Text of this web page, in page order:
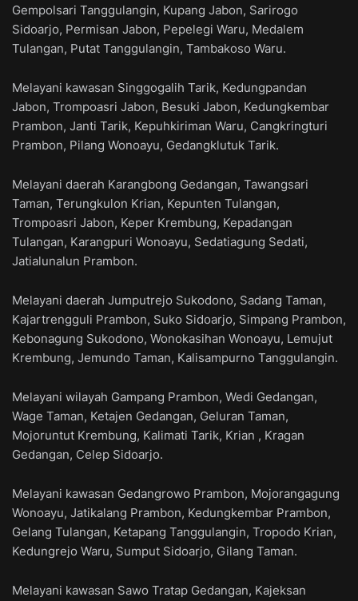
Gempolsari Tanggulangin, Kupang Jabon, Sarirogo
Sidoarjo, Permisan Jabon, Pepelegi Waru, Medalem
Tulangan, Putat Tanggulangin, Tambakoso Waru.
Melayani kawasan Singgogalih Tarik, Kedungpandan
Jabon, Trompoasri Jabon, Besuki Jabon, Kedungkembar
Prambon, Janti Tarik, Kepuhkiriman Waru, Cangkringturi
Prambon, Pilang Wonoayu, Gedangklutuk Tarik.
Melayani daerah Karangbong Gedangan, Tawangsari
Taman, Terungkulon Krian, Kepunten Tulangan,
Trompoasri Jabon, Keper Krembung, Kepadangan
Tulangan, Karangpuri Wonoayu, Sedatiagung Sedati,
Jatialunalun Prambon.
Melayani daerah Jumputrejo Sukodono, Sadang Taman,
Kajartrengguli Prambon, Suko Sidoarjo, Simpang Prambon,
Kebonagung Sukodono, Wonokasihan Wonoayu, Lemujut
Krembung, Jemundo Taman, Kalisampurno Tanggulangin.
Melayani wilayah Gampang Prambon, Wedi Gedangan,
Wage Taman, Ketajen Gedangan, Geluran Taman,
Mojoruntut Krembung, Kalimati Tarik, Krian , Kragan
Gedangan, Celep Sidoarjo.
Melayani kawasan Gedangrowo Prambon, Mojorangagung
Wonoayu, Jatikalang Prambon, Kedungkembar Prambon,
Gelang Tulangan, Ketapang Tanggulangin, Tropodo Krian,
Kedungrejo Waru, Sumput Sidoarjo, Gilang Taman.
Melayani kawasan Sawo Tratap Gedangan, Kajeksan